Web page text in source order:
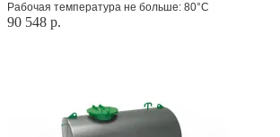
Рабочая температура не больше: 80°С
90 548 р.